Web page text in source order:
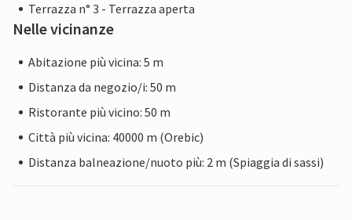
Terrazza n° 3 - Terrazza aperta
Nelle vicinanze
Abitazione più vicina: 5 m
Distanza da negozio/i: 50 m
Ristorante più vicino: 50 m
Città più vicina: 40000 m (Orebic)
Distanza balneazione/nuoto più: 2 m (Spiaggia di sassi)